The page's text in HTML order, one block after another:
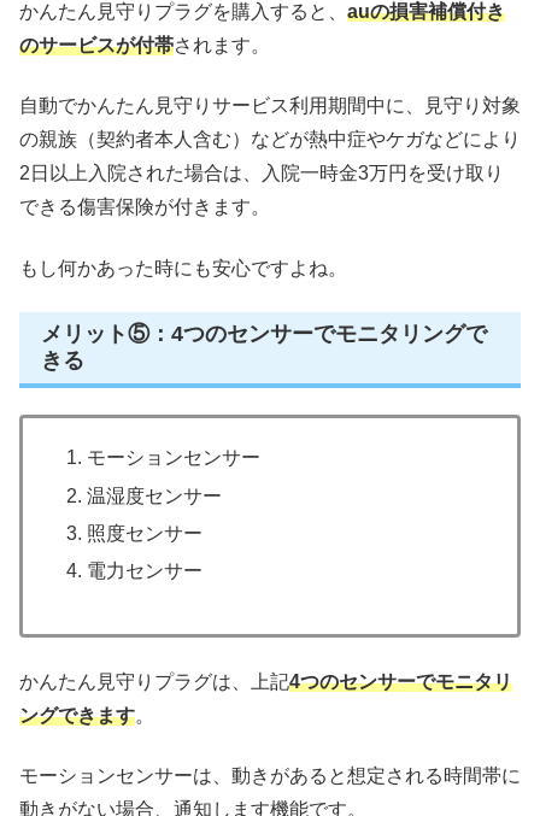
かんたん見守りプラグを購入すると、 auの損害補償付き
のサービスが付帯されます。
自動でかんたん見守りサービス利用期間中に、見守り対象
の親族（契約者本人含む）などが熱中症やケガなどにより
2日以上入院された場合は、入院一時金3万円を受け取り
できる傷害保険が付きます。
もし何かあった時にも安心ですよね。
メリット⑤：4つのセンサーでモニタリングで
きる
モーションセンサー
温湿度センサー
照度センサー
電力センサー
かんたん見守りプラグは、上記4つのセンサーでモニタリ
ングできます。
モーションセンサーは、動きがあると想定される時間帯に
動きがない場合、通知します機能です。